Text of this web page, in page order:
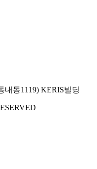
내동1119) KERIS빌딩